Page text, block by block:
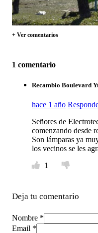
+ Ver comentarios
1 comentario
Recambio Boulevard
hace 1 año
Señores de
comenzando desde
Son lámparas ya
los vecinos se les
1
Deja tu comentario
Nombre *
Email *